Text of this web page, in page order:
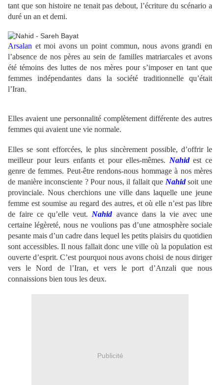
tant que son histoire ne tenait pas debout, l’écriture du scénario a
duré un an et demi.
Arsalan et moi avons un point commun, nous avons grandi en
l’absence de nos pères au sein de familles matriarcales et avons
été témoins des luttes de nos mères pour s’imposer en tant que
femmes indépendantes dans la société traditionnelle qu’était
l’Iran.
Elles avaient une personnalité complètement différente des autres
femmes qui avaient une vie normale.
Elles se sont efforcées, le plus sincèrement possible, d’offrir le
meilleur pour leurs enfants et pour elles-mêmes. Nahidest ce
genre de femmes. Peut-être rendons-nous hommage à nos mères
de manière inconsciente ? Pour nous, il fallait que Nahidsoit une
provinciale. Nous cherchions une ville dans laquelle une jeune
femme est soumise au regard des autres, et où elle n’est pas libre
de faire ce qu’elle veut. Nahidavance dans la vie avec une
certaine légèreté, nous ne voulions pas d’une atmosphère sociale
pesante mais d’un cadre dans lequel les petits plaisirs du quotidien
sont accessibles. Il nous fallait donc une ville où la population est
ouverte d’esprit. C’est pourquoi nous avons choisi de nous diriger
vers le Nord de l’Iran, et vers le port d’Anzali que nous
connaissions bien tous les deux.
Publicité